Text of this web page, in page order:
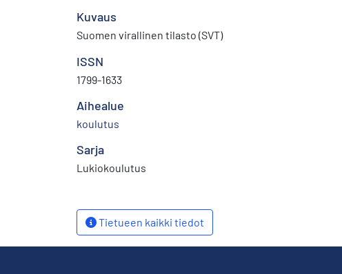
Kuvaus
Suomen virallinen tilasto (SVT)
ISSN
1799-1633
Aihealue
koulutus
Sarja
Lukiokoulutus
Tietueen kaikki tiedot